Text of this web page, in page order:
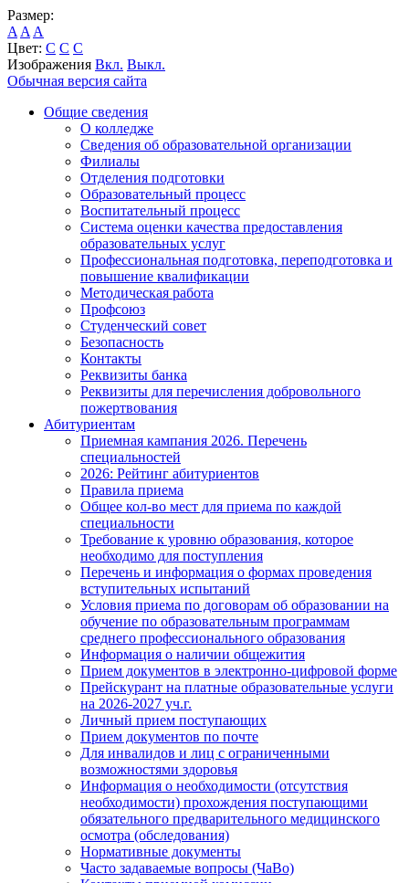
Размер:
A A A
Цвет: C C C
Изображения Вкл. Выкл.
Обычная версия сайта
Общие сведения
О колледже
Сведения об образовательной организации
Филиалы
Отделения подготовки
Образовательный процесс
Воспитательный процесс
Система оценки качества предоставления
образовательных услуг
Профессиональная подготовка, переподготовка и
повышение квалификации
Методическая работа
Профсоюз
Студенческий совет
Безопасность
Контакты
Реквизиты банка
Реквизиты для перечисления добровольного
пожертвования
Абитуриентам
Приемная кампания 2026. Перечень
специальностей
2026: Рейтинг абитуриентов
Правила приема
Общее кол-во мест для приема по каждой
специальности
Требование к уровню образования, которое
необходимо для поступления
Перечень и информация о формах проведения
вступительных испытаний
Условия приема по договорам об образовании на
обучение по образовательным программам
среднего профессионального образования
Информация о наличии общежития
Прием документов в электронно-цифровой форме
Прейскурант на платные образовательные услуги
на 2026-2027 уч.г.
Личный прием поступающих
Прием документов по почте
Для инвалидов и лиц с ограниченными
возможностями здоровья
Информация о необходимости (отсутствия
необходимости) прохождения поступающими
обязательного предварительного медицинского
осмотра (обследования)
Нормативные документы
Часто задаваемые вопросы (ЧаВо)